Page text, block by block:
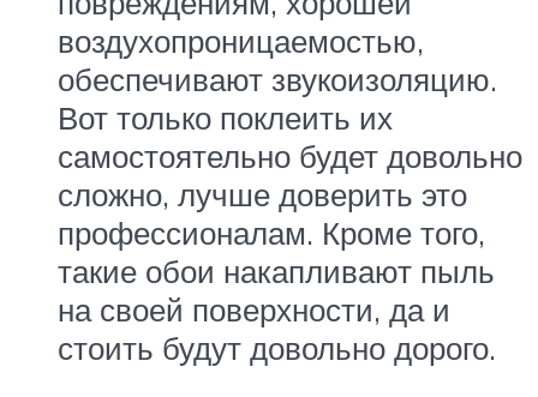
воздухопроницаемостью,
обеспечивают звукоизоляцию.
Вот только поклеить их
самостоятельно будет довольно
сложно, лучше доверить это
профессионалам. Кроме того,
такие обои накапливают пыль
на своей поверхности, да и
стоить будут довольно дорого.